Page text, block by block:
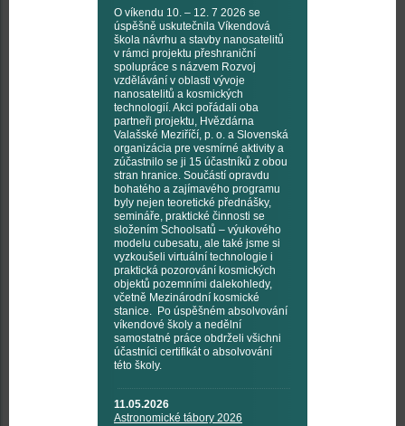
O víkendu 10. – 12. 7 2026 se
úspěšně uskutečnila Víkendová
škola návrhu a stavby nanosatelitů
v rámci projektu přeshraniční
spolupráce s názvem Rozvoj
vzdělávání v oblasti vývoje
nanosatelitů a kosmických
technologií. Akci pořádali oba
partneři projektu, Hvězdárna
Valašské Meziříčí, p. o. a Slovenská
organizácia pre vesmírné aktivity a
zúčastnilo se ji 15 účastníků z obou
stran hranice. Součástí opravdu
bohatého a zajímavého programu
byly nejen teoretické přednášky,
semináře, praktické činnosti se
složením Schoolsatů – výukového
modelu cubesatu, ale také jsme si
vyzkoušeli virtuální technologie i
praktická pozorování kosmických
objektů pozemními dalekohledy,
včetně Mezinárodní kosmické
stanice. Po úspěšném absolvování
víkendové školy a nedělní
samostatné práce obdrželi všichni
účastníci certifikát o absolvování
této školy.
11.05.2026
Astronomické tábory 2026